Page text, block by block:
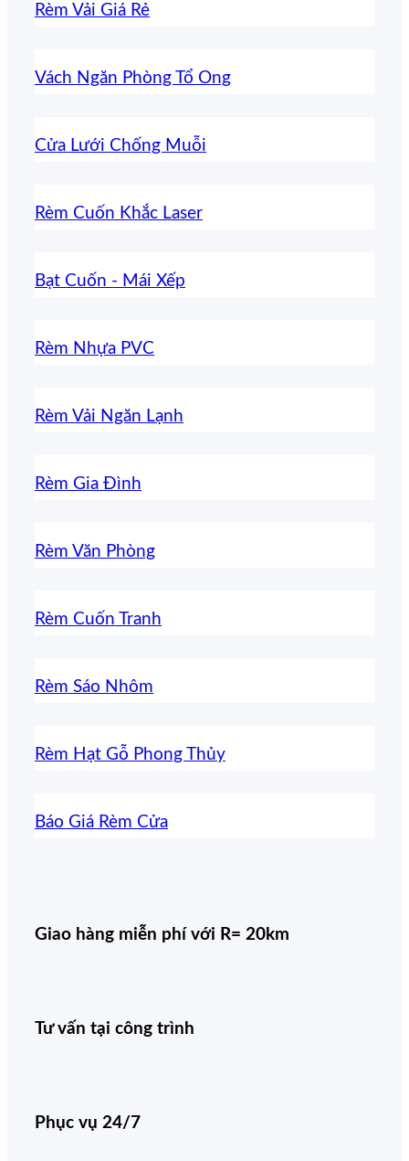
Rèm Vải Giá Rẻ
Vách Ngăn Phòng Tổ Ong
Cửa Lưới Chống Muỗi
Rèm Cuốn Khắc Laser
Bạt Cuốn - Mái Xếp
Rèm Nhựa PVC
Rèm Vải Ngăn Lạnh
Rèm Gia Đình
Rèm Văn Phòng
Rèm Cuốn Tranh
Rèm Sáo Nhôm
Rèm Hạt Gỗ Phong Thủy
Báo Giá Rèm Cửa
Giao hàng miễn phí với R= 20km
Tư vấn tại công trình
Phục vụ 24/7